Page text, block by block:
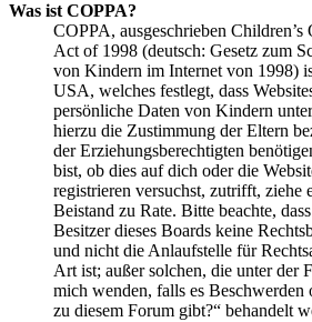
Was ist COPPA?
COPPA, ausgeschrieben
Act of 1998 (deutsch: Gesetz zum
von Kindern im Internet von 1998)
USA, welches festlegt, dass
persönliche Daten von Kindern
hierzu die Zustimmung der Eltern
der Erziehungsberechtigten
bist, ob dies auf dich oder die
registrieren versuchst, zutrifft, ziehe
Beistand zu Rate. Bitte beachte,
Besitzer dieses Boards keine
und nicht die Anlaufstelle für
Art ist; außer solchen, die unter der
mich wenden, falls es Beschwerden
zu diesem Forum gibt?“ behandelt